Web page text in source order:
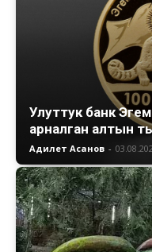
Улуттук банк
арналган алтын
Адилет Асанов -